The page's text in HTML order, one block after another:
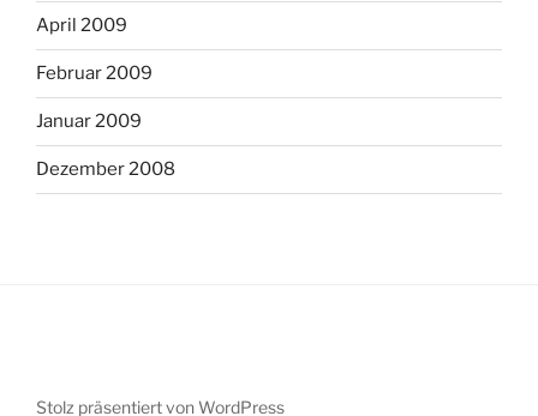
April 2009
Februar 2009
Januar 2009
Dezember 2008
Stolz präsentiert von WordPress